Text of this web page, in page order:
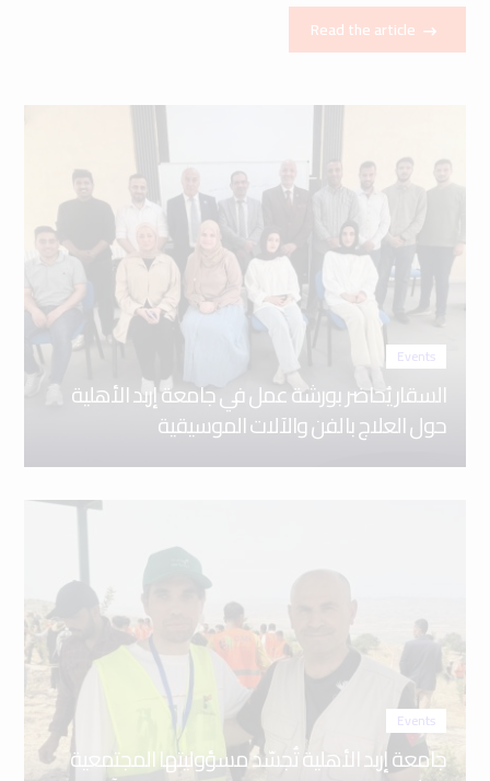
Read the article
Events
السقار يُحاضر بورشة عمل في جامعة إربد الأهلية
حول العلاج بالفن والآلات الموسيقية
Events
جامعة إربد الأهلية تُجسّد مسؤوليتها المجتمعية